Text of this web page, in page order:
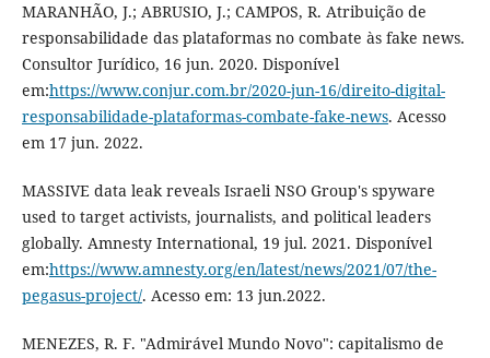
MARANHÃO, J.; ABRUSIO, J.; CAMPOS, R. Atribuição de
responsabilidade das plataformas no combate às fake news.
Consultor Jurídico, 16 jun. 2020. Disponível
em:https://www.conjur.com.br/2020-jun-16/direito-digital-
responsabilidade-plataformas-combate-fake-news. Acesso
em 17 jun. 2022.
MASSIVE data leak reveals Israeli NSO Group's spyware
used to target activists, journalists, and political leaders
globally. Amnesty International, 19 jul. 2021. Disponível
em:https://www.amnesty.org/en/latest/news/2021/07/the-
pegasus-project/. Acesso em: 13 jun.2022.
MENEZES, R. F. "Admirável Mundo Novo": capitalismo de